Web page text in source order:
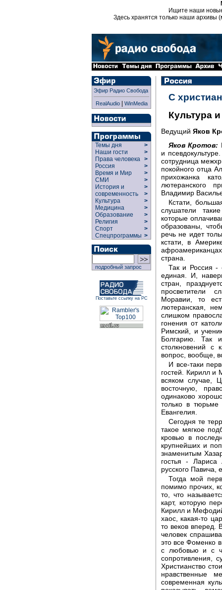
Ищите наши
Здесь хранятся только наши архивы
Эфир Радио Свобода
RealAudio| WinMedia
Темы дня
>
Наши гости
>
Права человека >
Россия
>
Время и Мир
>
СМИ
>
История и
современность
>
>
Культура
>
Медицина
>
Образование
>
Религия
>
Спорт
>
Спецпрограммы >
подробный запрос
Поставьте ссылку на РС
С
Культура
Ведущий Яков
Яков Кротов:
и
сотрудница
покойного отца
прихожанка
лютеранского
Владимир
Кстати,
слушатели
которые
образованы,
речь не идет
кстати, в
страна.
Так и Россия -
единая. И,
стран,
просветители
Моравии, то
лютеранская,
слишком
гонения от
Римский, и
Болгарию. Так
столкновений с
вопрос, вообще,
И все-таки
гостей. Кирилл и
всяком случае,
восточную,
одинаково
только в
Евангелия.
Сегодня те
такое мягкое
кровью в
крупнейших и
знаменитым
гостья - Лариса
русского Павича,
Тогда мой
помимо прочих,
то, что
карт, которую
Кирилл и Мефодий
хаос, какая-то
то веков вперед.
человек
это все Фоменко
с любовью и с
сопротивления,
Христианство
нравственные
современная